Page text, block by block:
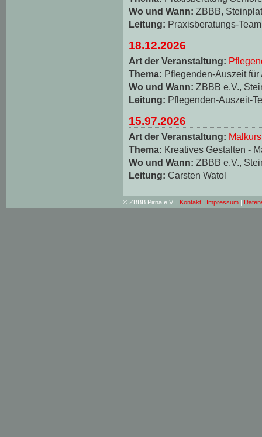
Wo und Wann: ZBBB,
Leitung: Praxisberatungs-Team
18.12.2026
Art der Veranstaltung:
Thema: Pflegenden-Auszeit
Wo und Wann: ZBBB e.V.,
Leitung: Pflegenden-Auszeit-
15.97.2026
Art der Veranstaltung: Malkurs
Thema: Kreatives Gestalten -
Wo und Wann: ZBBB e.V.,
Leitung: Carsten Watol
© ZBBB Pirna e.V. | Kontakt | Impressum |